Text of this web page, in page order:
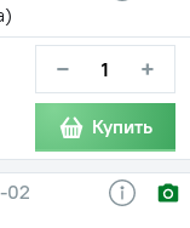
− +
Купить
02